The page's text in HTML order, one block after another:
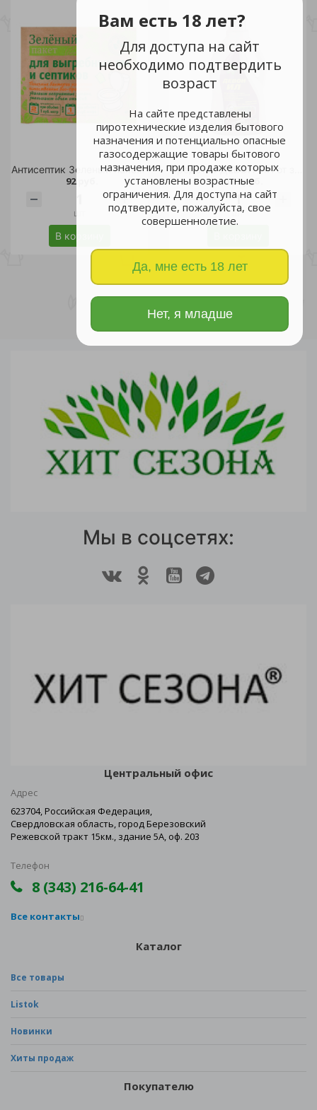
Вам есть 18 лет?
Для доступа на сайт
необходимо подтвердить
возраст
На сайте представлены
пиротехнические изделия бытового
назначения и потенциально опасные
газосодержащие товары бытового
назначения, при продаже которых
установлены возрастные
ограничения. Для доступа на сайт
подтвердите, пожалуйста, свое
совершеннолетие.
Да, мне есть 18 лет
Нет, я младше
Антисептик Зеленый пакет д/выгребных ям и септиков 40гр/24
92 руб.
шт
В корзину
1 162 руб.
шт
Мы в соцсетях:
Центральный офис
Адрес
623704, Российская Федерация,
Свердловская область, город Березовский
Режевской тракт 15км., здание 5А, оф. 203
Телефон
8 (343) 216-64-41
Все контакты
Каталог
Все товары
Listok
Новинки
Хиты продаж
Покупателю